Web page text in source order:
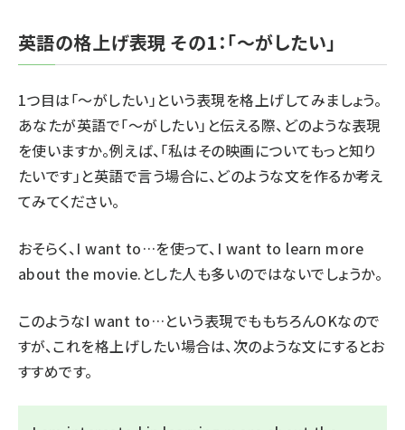
英語の格上げ表現 その1：「〜がしたい」
1つ目は「～がしたい」という表現を格上げしてみましょう。
あなたが英語で「～がしたい」と伝える際、どのような表現
を使いますか。例えば、「私はその映画についてもっと知り
たいです」と英語で言う場合に、どのような文を作るか考え
てみてください。
おそらく、I want to…を使って、 I want to learn more
about the movie. とした人も多いのではないでしょうか。
このようなI want to…という表現でももちろんOKなので
すが、これを格上げしたい場合は、次のような文にするとお
すすめです。